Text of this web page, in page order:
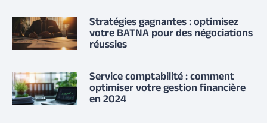
Stratégies gagnantes : optimisez
votre BATNA pour des négociations
réussies
Service comptabilité : comment
optimiser votre gestion financière
en 2024